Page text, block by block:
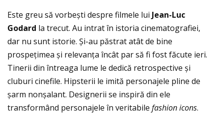
Este greu să vorbești despre filmele lui Jean-Luc
Godard la trecut. Au intrat în istoria cinematografiei,
dar nu sunt istorie. Şi-au păstrat atât de bine
prospeţimea și relevanţa încât par să fi fost făcute ieri.
Tinerii din întreaga lume le dedică retrospective și
cluburi cinefile. Hipsterii le imită personajele pline de
șarm nonșalant. Designerii se inspiră din ele
transformând personajele în veritabile fashion icons.